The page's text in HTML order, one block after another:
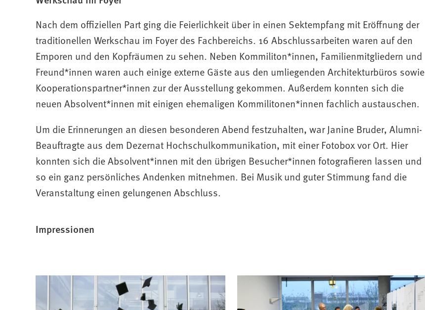
Nach dem offiziellen Part ging die Feierlichkeit über in einen Sektempfang mit Eröffnung der
traditionellen Werkschau im Foyer des Fachbereichs. 16 Abschlussarbeiten waren auf den
Emporen und den Kopfräumen zu sehen. Neben Kommiliton*innen, Familienmitgliedern und
Freund*innen waren auch einige externe Gäste aus den umliegenden Architekturbüros sowie
Kooperationspartner*innen zur der Ausstellung gekommen. Außerdem konnten sich die
neuen Absolvent*innen mit einigen ehemaligen Kommilitonen*innen fachlich austauschen.
Um die Erinnerungen an diesen besonderen Abend festzuhalten, war Janine Bruder, Alumni-
Beauftragte aus dem Dezernat Hochschulkommunikation, mit einer Fotobox vor Ort. Hier
konnten sich die Absolvent*innen mit den übrigen Besucher*innen fotografieren lassen und
so ein ganz persönliches Andenken mitnehmen. Bei Musik und guter Stimmung fand die
Veranstaltung einen gelungenen Abschluss.
Impressionen